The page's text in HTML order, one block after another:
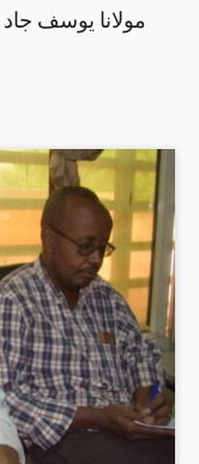
مولانا يوسف